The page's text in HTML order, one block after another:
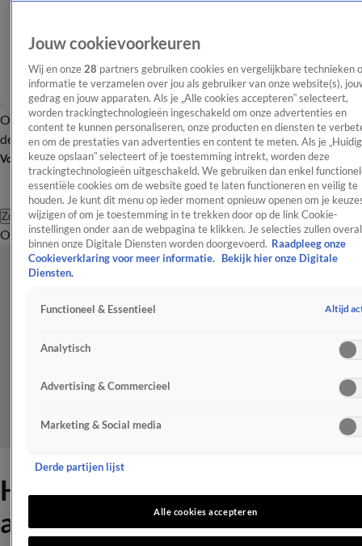
OverzichtAfleveringen Entertainment TV Algemeen
Tip
de redactieNieuwsbrief
Volg Shownieuws
Zoeken
OverzichtEntertainmentSpraakmakendRealityCrimeVideo's
Harry en Meghan staan
achter Oekraïne
Jouw cookievoorkeuren
Wij en onze 28 partners gebruiken cookies en vergelijkbare technieken
informatie te verzamelen over jou als gebruiker van onze website(s),
gedrag en jouw apparaten. Als je „Alle cookies accepteren” selecteert,
worden trackingtechnologieën ingeschakeld om onze advertenties en
content te kunnen personaliseren, onze producten en diensten te
en om de prestaties van advertenties en content te meten. Als je
keuze opslaan” selecteert of je toestemming intrekt, worden deze
trackingtechnologieën uitgeschakeld. We gebruiken dan enkel
essentiële cookies om de website goed te laten functioneren en veilig te
houden. Je kunt dit menu op ieder moment opnieuw openen om je
wijzigen of om je toestemming in te trekken door op de link Cookie-
instellingen onder aan de webpagina te klikken. Je selecties zullen overal
binnen onze Digitale Diensten worden doorgevoerd. Raadpleeg onze
Cookieverklaring voor meer informatie.
Bekijk hier onze Digitale
Diensten.
Functioneel & Essentieel Altijd
Analytisch
Advertising & Commercieel
Marketing & Social media
Derde partijen lijst
Alle cookies accepteren